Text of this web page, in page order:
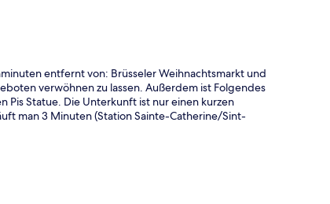
entfernt von: Brüsseler Weihnachtsmarkt und
verwöhnen zu lassen. Außerdem ist Folgendes
Pis Statue. Die Unterkunft ist nur einen kurzen
man 3 Minuten (Station Sainte-Catherine/Sint-